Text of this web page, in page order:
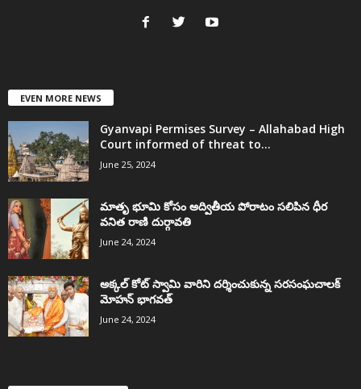
EVEN MORE NEWS
Gyanvapi Permises Survey – Allahabad High
Court informed of threat to...
June 25, 2024
మాతృ భూమి కోసం అద్వితీయ పోరాటం సలిపిన ధీర
వనిత రాణి దుర్గావతి
June 24, 2024
అక్కల్‌ కోట్‌ స్వామి వారిని దర్శించుకున్న సరసంఘచాలక్
మోహన్ భాగవత్
June 24, 2024